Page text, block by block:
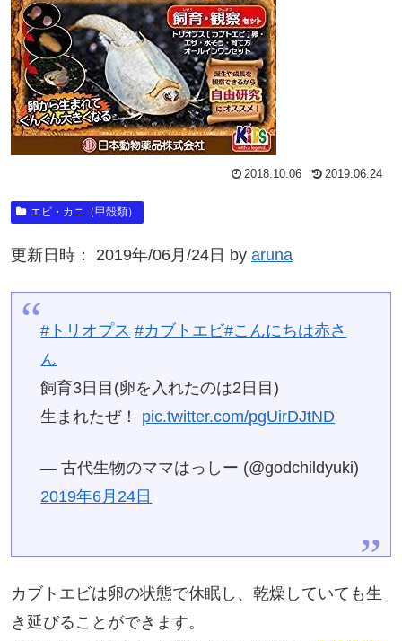
2018.10.06 2019.06.24
エビ・カニ（甲殻類）
更新日時： 2019年/06月/24日 by aruna
#トリオプス #カブトエビ#こんにちは赤さ
ん
飼育3日目(卵を入れたのは2日目)
生まれたぜ！ pic.twitter.com/pgUirDJtND
— 古代生物のママはっしー (@godchildyuki)
2019年6月24日
カブトエビは卵の状態で休眠し、乾燥していても生
き延びることができます。